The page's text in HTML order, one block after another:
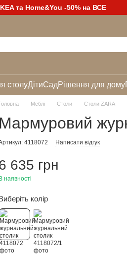
та Home&You -50% на ВСЕ
столуДітиСадРішення для дому
Меблі Столи Столи ZARA
Мармуровий
4118072 Написати відгук
635 грн
В наявності
колір